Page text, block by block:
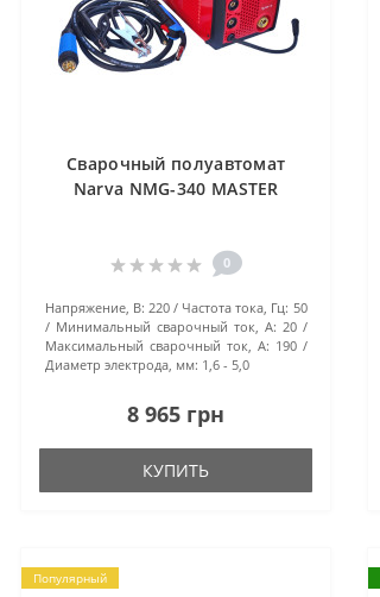
Сварочный полуавтомат
Narva NMG-340 MASTER
0
Напряжение, В: 220 Частота тока, Гц: 50
Минимальный сварочный ток, А: 20
Максимальный сварочный ток, А: 190
Диаметр электрода, мм: 1,6 - 5,0
8 965 грн
КУПИТЬ
Популярный